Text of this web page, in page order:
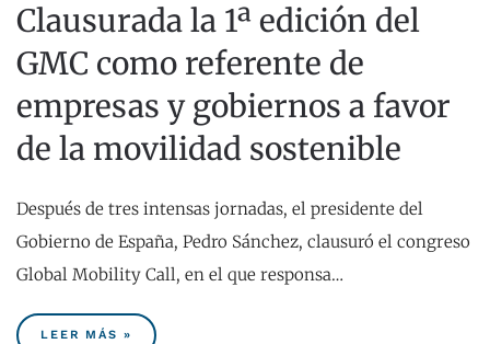
Clausurada la 1ª edición del
GMC como referente de
empresas y gobiernos a favor
de la movilidad sostenible
Después de tres intensas jornadas, el presidente del
Gobierno de España, Pedro Sánchez, clausuró el congreso
Global Mobility Call, en el que responsa…
LEER MÁS »